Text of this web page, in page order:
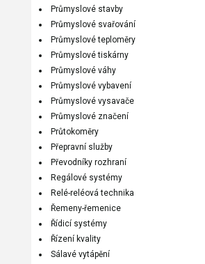
Průmyslové stavby
Průmyslové svařování
Průmyslové teploměry
Průmyslové tiskárny
Průmyslové váhy
Průmyslové vybavení
Průmyslové vysavače
Průmyslové značení
Průtokoměry
Přepravní služby
Převodníky rozhraní
Regálové systémy
Relé-reléová technika
Řemeny-řemenice
Řídicí systémy
Řízení kvality
Sálavé vytápění